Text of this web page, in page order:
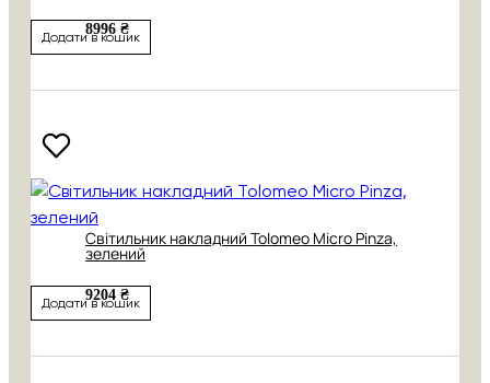
8996 ₴
Додати в кошик
Світильник накладний Tolomeo Micro Pinza,
зелений
9204 ₴
Додати в кошик